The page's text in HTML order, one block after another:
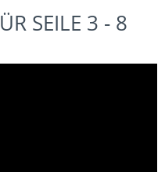
SEILE 3 - 8